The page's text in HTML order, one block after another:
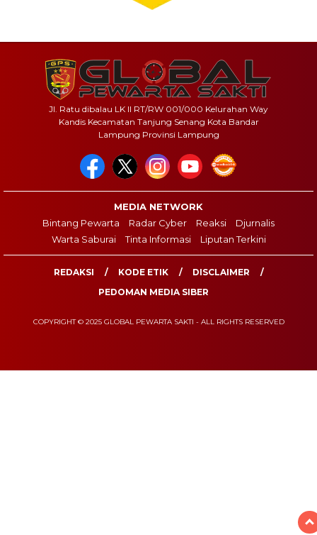
Jl. Ratu dibalau LK II RT/RW 001/000 Kelurahan Way
Kandis Kecamatan Tanjung Senang Kota Bandar
Lampung Provinsi Lampung
MEDIA NETWORK
Bintang Pewarta
Radar Cyber Reaksi
Djurnalis
Warta Saburai
Tinta Informasi Liputan Terkini
REDAKSI KODE ETIK
DISCLAIMER
PEDOMAN MEDIA SIBER
COPYRIGHT © 2025 GLOBAL PEWARTA SAKTI - ALL RIGHTS RESERVED